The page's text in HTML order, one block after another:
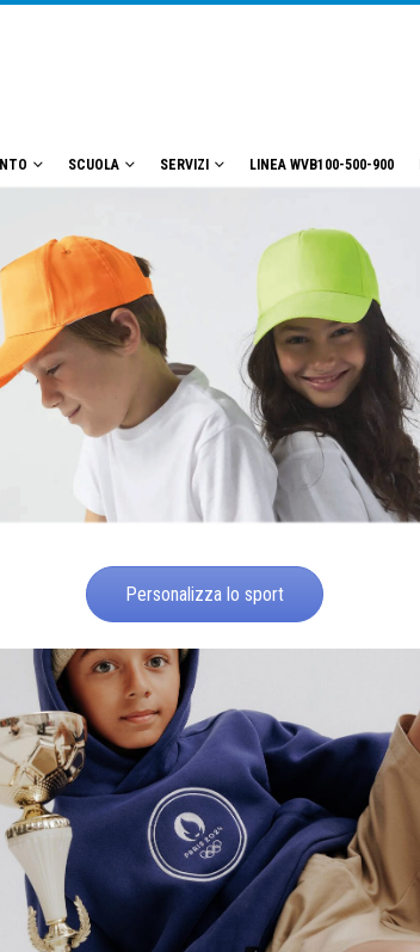
SCUOLA SERVIZI LINEA WVB100-500-900
Personalizza lo sport